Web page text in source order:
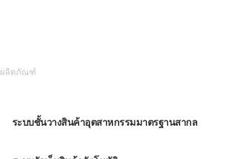
ผลิตภัณฑ์
ระบบชั้นวางสินค้าอุตสาหกรรมมาตรฐานสากล